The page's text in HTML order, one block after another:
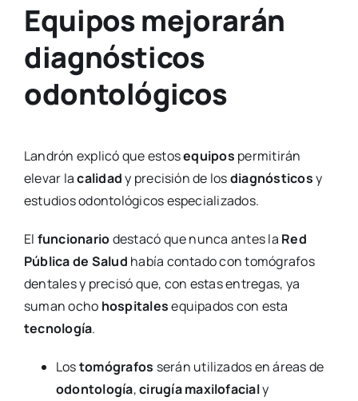
Equiposmejorarán
diagnósticos
odontológicos
Landrón explicó que estosequipos permitirán
elevar lacalidady precisión de losdiagnósticosy
estudios odontológicos especializados.
El funcionariodestacó que nunca antes la Red
Pública de Salud había contado con tomógrafos
dentales y precisó que, con estas entregas, ya
suman ocho hospitalesequipados con esta
tecnología.
Lostomógrafos serán utilizados en áreas de
odontología,cirugía maxilofacialy